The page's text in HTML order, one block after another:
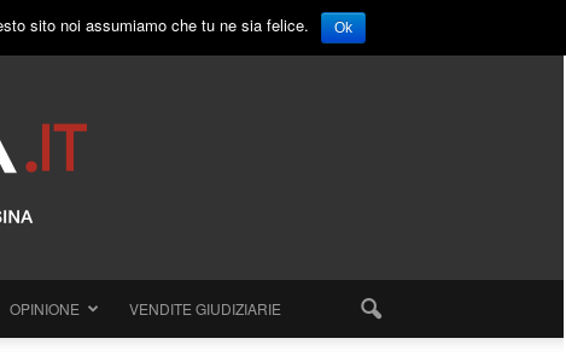
OPINIONE VENDITE GIUDIZIARIE
sito noi assumiamo che tu ne sia felice. Ok